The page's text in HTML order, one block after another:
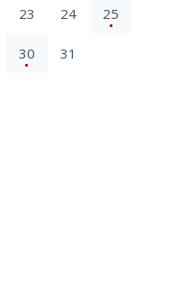
23 24 25
30 31